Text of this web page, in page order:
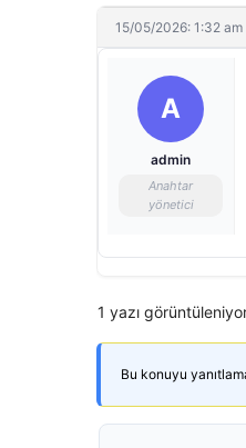
15/05/2026: 1:32 am
A
admin
Anahtar
yönetici
1 yazı
Bu konuyu